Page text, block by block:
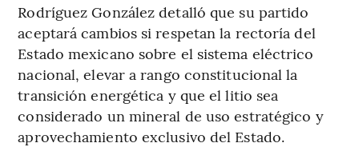
Rodríguez González detalló que su partido
aceptará cambios si respetan la rectoría del
Estado mexicano sobre el sistema eléctrico
nacional, elevar a rango constitucional la
transición energética y que el litio sea
considerado un mineral de uso estratégico y
aprovechamiento exclusivo del Estado.